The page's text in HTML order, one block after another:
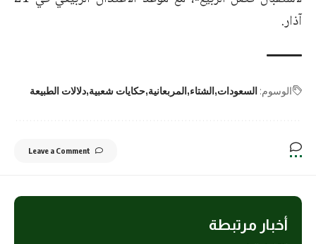
آذار.
الوسوم: السعودات الشتاء المربعانية حكايات شعبية دلالات الطبيعة
Leave a Comment
أخبار مرتبطة